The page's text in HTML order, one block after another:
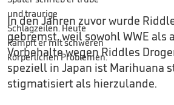
In den Jahren zuvor wurde
gebremst, weil sowohl WWE als
Vorbehalte wegen Riddles
speziell in Japan ist Marihuana
stigmatisiert als hierzulande.